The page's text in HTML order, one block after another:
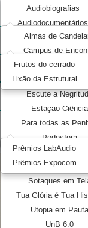
Audiobiografias
Audiodocumentários
ExperimentaSONS
Ficção em Áudio
Produções
Recorda_SONS
Reportagens
Série ou Programa
Sintonia Literária
TeMATIZaSONS
Almas de
Campus de
Communication and
Elas por Elas
Escute a
Estação Ciência
Para todas as
Podosfera
Pretos no topo
Mídia Pública
Sotaques em
Tua Glória é Tua
Utopia em Pauta
UnB 6.0
Frutos do cerrado
Lixão da Estrutural
Prêmios LabAudio
Prêmios Expocom